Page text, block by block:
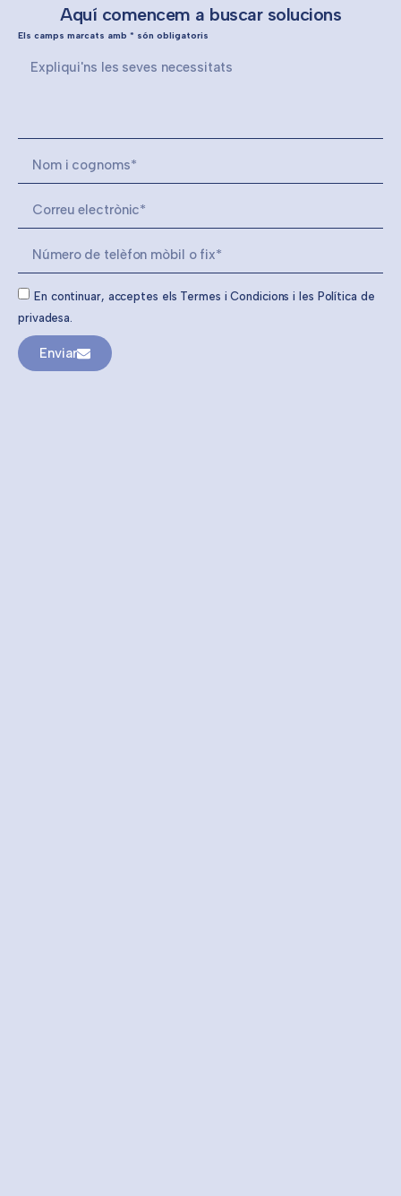
Aquí comencem a buscar solucions
Els camps marcats amb * són obligatoris
En continuar, acceptes els Termes i Condicions i les Política de
privadesa.
Enviar